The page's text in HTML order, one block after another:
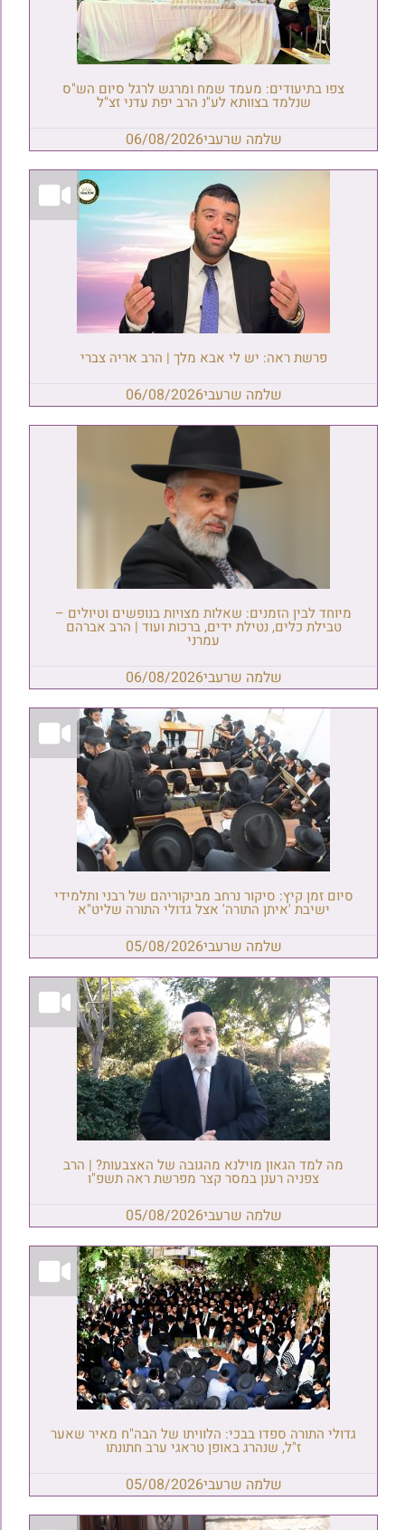
צפו בתיעודים: מעמד שמח ומרגש לרגל סיום הש"ס
שנלמד בצוותא לע"נ הרב יפת עדני זצ"ל
שלמה שרעבי06/08/2026
פרשת ראה: יש לי אבא מלך | הרב אריה צברי
שלמה שרעבי06/08/2026
מיוחד לבין הזמנים: שאלות מצויות בנופשים וטיולים –
טבילת כלים, נטילת ידים, ברכות ועוד | הרב אברהם
עמרני
שלמה שרעבי06/08/2026
סיום זמן קיץ: סיקור נרחב מביקוריהם של רבני ותלמידי
ישיבת 'איתן התורה' אצל גדולי התורה שליט"א
שלמה שרעבי05/08/2026
מה למד הגאון מוילנא מהגובה של האצבעות? | הרב
צפניה רענן במסר קצר מפרשת ראה תשפ"ו
שלמה שרעבי05/08/2026
גדולי התורה ספדו בבכי: הלוויתו של הבה"ח מאיר שאער
ז"ל, שנהרג באופן טראגי ערב חתונתו
שלמה שרעבי05/08/2026